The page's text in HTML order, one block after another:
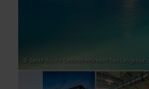
© Santé Royale Gesundheitsresort Bad
Statistik
Um
dieser
Diese